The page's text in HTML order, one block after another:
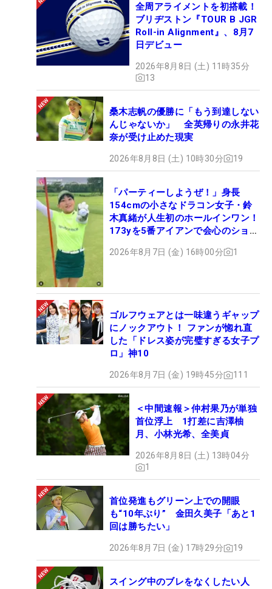
全周アライメントを初搭載！
ブリヂストン『TOUR B JGR
Roll-in Alignment』、8月7
日デビュー
2026年8月8日 (土) 11時35分
13
桑木志帆の優勝に「もう到達しない
んじゃないか」 全英帰りの永井花
奈が受け止めた現実
2026年8月8日 (土) 10時30分 19
「パーティーしようぜ！」身長
154cmの小さなドラコン女子・鈴
木真緒が人生初のホールインワン！
173yを5番アイアンで会心のショッ
2026年8月7日 (金) 16時00分 1
ゴルフウェアとは一味違うギャップ
にノックアウト！ ファンが惚れ直
した「ドレス姿が完璧すぎる女子プ
ロ」神10
2026年8月7日 (金) 19時45分 111
＜中間速報＞仲村果乃が単独
首位浮上 1打差に吉澤柚
月、小林光希、全美貞
2026年8月8日 (土) 13時04分
1
首位発進もグリーン上での開眼
も“10年ぶり” 金田久美子「あと1
回は勝ちたい」
2026年8月7日 (金) 17時29分 19
スイング中のブレをなくしたい人